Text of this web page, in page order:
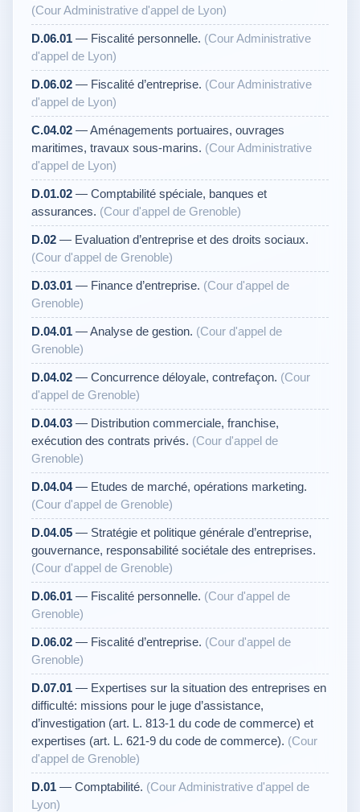
(Cour Administrative d'appel de Lyon)
D.06.01 — Fiscalité personnelle. (Cour Administrative
d'appel de Lyon)
D.06.02 — Fiscalité d’entreprise. (Cour Administrative
d'appel de Lyon)
C.04.02 — Aménagements portuaires, ouvrages
maritimes, travaux sous-marins. (Cour Administrative
d'appel de Lyon)
D.01.02 — Comptabilité spéciale, banques et
assurances. (Cour d'appel de Grenoble)
D.02 — Evaluation d’entreprise et des droits sociaux.
(Cour d'appel de Grenoble)
D.03.01 — Finance d’entreprise. (Cour d'appel de
Grenoble)
D.04.01 — Analyse de gestion. (Cour d'appel de
Grenoble)
D.04.02 — Concurrence déloyale, contrefaçon. (Cour
d'appel de Grenoble)
D.04.03 — Distribution commerciale, franchise,
exécution des contrats privés. (Cour d'appel de
Grenoble)
D.04.04— Etudes de marché, opérations marketing.
(Cour d'appel de Grenoble)
D.04.05 — Stratégie et politique générale d’entreprise,
gouvernance, responsabilité sociétale des entreprises.
(Cour d'appel de Grenoble)
D.06.01 — Fiscalité personnelle. (Cour d'appel de
Grenoble)
D.06.02 — Fiscalité d’entreprise. (Cour d'appel de
Grenoble)
D.07.01 — Expertises sur la situation des entreprises en
difficulté: missions pour le juge d’assistance,
d’investigation (art. L. 813-1 du code de commerce) et
expertises (art. L. 621-9 du code de commerce). (Cour
d'appel de Grenoble)
D.01 — Comptabilité. (Cour Administrative d'appel de
Lyon)